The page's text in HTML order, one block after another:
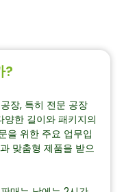
?
장, 특히 전문 공장
양한 길이와 패키지의
을 위한 주요 업무입
맞춤형 제품을 받으